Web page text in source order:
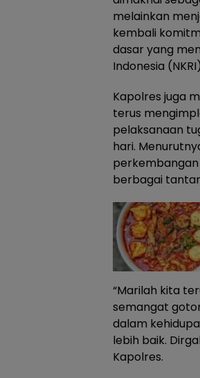
melainkan
kembali
dasar yang
Indonesia
Kapolres juga
terus
pelaksanaan
hari.
berbagai
“Marilah kita
semangat
dalam
lebih baik.
Kapolres.